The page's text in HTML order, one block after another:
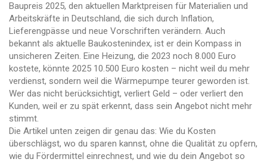
Baupreis 2025, den aktuellen Marktpreisen für Materialien und
Arbeitskräfte in Deutschland, die sich durch Inflation,
Lieferengpässe und neue Vorschriften verändern. Auch
bekannt als aktuelle Baukostenindex, ist er dein Kompass in
unsicheren Zeiten. Eine Heizung, die 2023 noch 8.000 Euro
kostete, könnte 2025 10.500 Euro kosten – nicht weil du mehr
verdienst, sondern weil die Wärmepumpe teurer geworden ist.
Wer das nicht berücksichtigt, verliert Geld – oder verliert den
Kunden, weil er zu spät erkennt, dass sein Angebot nicht mehr
stimmt.
Die Artikel unten zeigen dir genau das: Wie du Kosten
überschlägst, wo du sparen kannst, ohne die Qualität zu opfern,
wie du Fördermittel einrechnest, und wie du dein Angebot so